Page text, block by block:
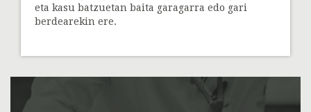
eta kasu batzuetan baita garagarra edo gari
berdearekin ere.